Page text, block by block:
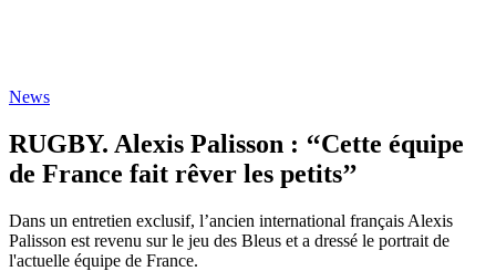
News
RUGBY. Alexis Palisson : ‘‘Cette équipe
de France fait rêver les petits’’
Dans un entretien exclusif, l’ancien international français Alexis
Palisson est revenu sur le jeu des Bleus et a dressé le portrait de
l'actuelle équipe de France.